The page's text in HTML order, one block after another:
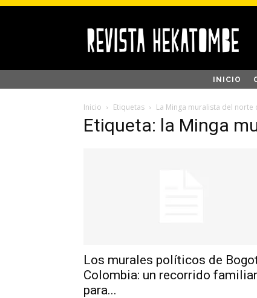
INICIO
Inicio Etiquetas La Minga muralista del norte
Etiqueta: la Minga
Los murales políticos de
Colombia: un recorrido familiar
para...